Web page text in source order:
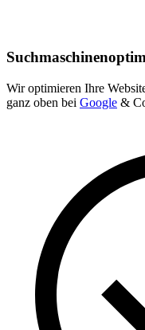
Wir optimieren Ihre
ganz oben bei Google &